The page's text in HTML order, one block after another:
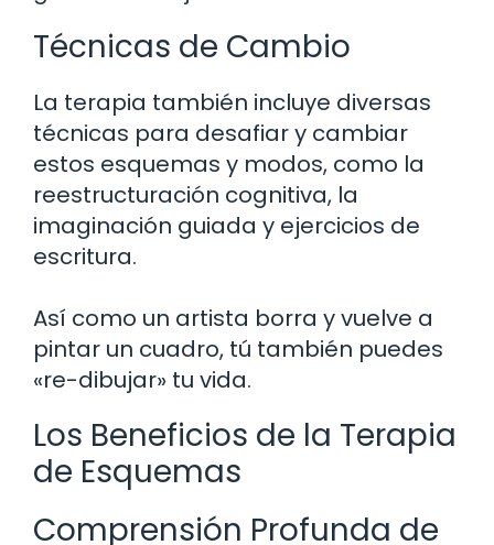
Técnicas de Cambio
La terapia también incluye diversas
técnicas para desafiar y cambiar
estos esquemas y modos, como la
reestructuración cognitiva, la
imaginación guiada y ejercicios de
escritura.
Así como un artista borra y vuelve a
pintar un cuadro, tú también puedes
«re-dibujar» tu vida.
Los Beneficios de la Terapia
de Esquemas
Comprensión Profunda de